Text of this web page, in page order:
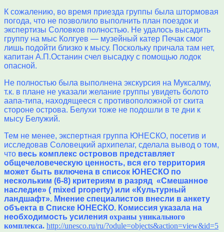
К сожалению, во время приезда группы была штормовая
погода, что не позволило выполнить план поездок и
экспертизы Соловков полностью. Не удалось высадить
группу на мыс Колгуев — музейный катер Печак смог
лишь подойти близко к мысу. Поскольку причала там нет,
капитан А.П.Останин счел высадку с помощью лодок
опасной.
Не полностью была выполнена экскурсия на Муксалму,
т.к. в плане не указали желание группы увидеть болото
аапа-типа, находящееся с противоположной от скита
стороне острова. Белухи тоже не подошли в те дни к
мысу Белужий.
Тем не менее, экспертная группа ЮНЕСКО, посетив и
исследовав Соловецкий архипелаг, сделала вывод о том,
что весь комплекс островов представляет
общечеловеческую ценность, вся его территория
может быть включена в список ЮНЕСКО по
нескольким (6-8) критериям в разряд «Смешанное
наследие» ( mixed property) или «Культурный
ландшафт». Мнение специалистов внесли в анкету
объекта в Списке ЮНЕСКО. Комиссия указала на
необходимость усиления охраны уникального
комплекса. http://unesco.ru/ru/?odule=objects&action=view&id=5